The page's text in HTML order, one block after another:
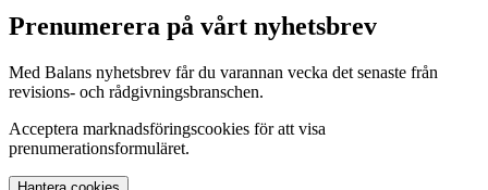
Prenumerera på vårt nyhetsbrev
Med Balans nyhetsbrev får du varannan vecka det senaste från
revisions- och rådgivningsbranschen.
Acceptera marknadsföringscookies för att visa
prenumerationsformuläret.